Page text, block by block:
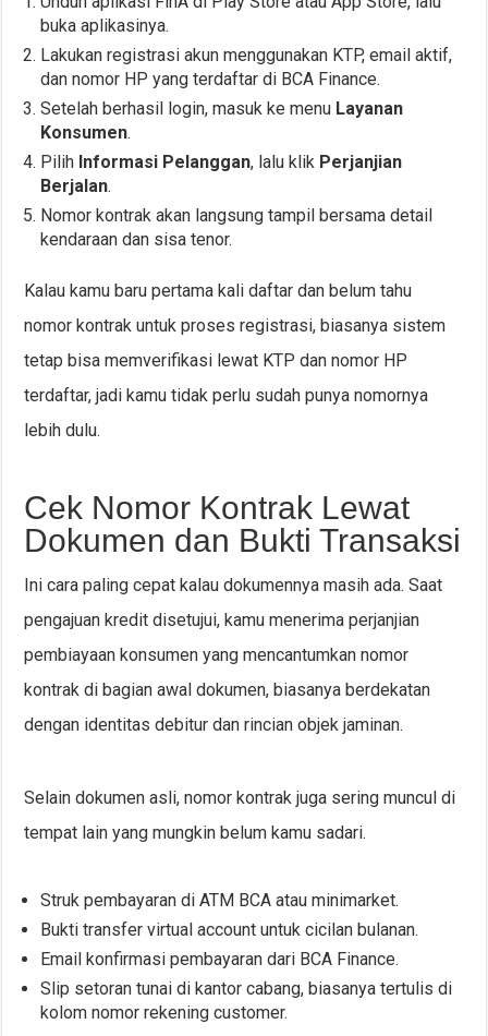
buka aplikasinya.
Lakukan registrasi akun menggunakan KTP, email aktif,
dan nomor HP yang terdaftar di BCA Finance.
Setelah berhasil login, masuk ke menu Layanan
Konsumen.
Pilih Informasi Pelanggan, lalu klik Perjanjian
Berjalan.
Nomor kontrak akan langsung tampil bersama detail
kendaraan dan sisa tenor.
Kalau kamu baru pertama kali daftar dan belum tahu
nomor kontrak untuk proses registrasi, biasanya sistem
tetap bisa memverifikasi lewat KTP dan nomor HP
terdaftar, jadi kamu tidak perlu sudah punya nomornya
lebih dulu.
Cek Nomor Kontrak Lewat
Dokumen dan Bukti Transaksi
Ini cara paling cepat kalau dokumennya masih ada. Saat
pengajuan kredit disetujui, kamu menerima perjanjian
pembiayaan konsumen yang mencantumkan nomor
kontrak di bagian awal dokumen, biasanya berdekatan
dengan identitas debitur dan rincian objek jaminan.
Selain dokumen asli, nomor kontrak juga sering muncul di
tempat lain yang mungkin belum kamu sadari.
Struk pembayaran di ATM BCA atau minimarket.
Bukti transfer virtual account untuk cicilan bulanan.
Email konfirmasi pembayaran dari BCA Finance.
Slip setoran tunai di kantor cabang, biasanya tertulis di
kolom nomor rekening customer.